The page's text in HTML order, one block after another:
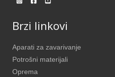
Brzi linkovi
Aparati za zavarivanje
Potrošni materijali
Oprema